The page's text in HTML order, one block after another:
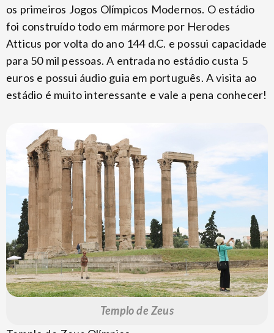
os primeiros Jogos Olímpicos Modernos. O estádio
foi construído todo em mármore por Herodes
Atticus por volta do ano 144 d.C. e possui capacidade
para 50 mil pessoas. A entrada no estádio custa 5
euros e possui áudio guia em português. A visita ao
estádio é muito interessante e vale a pena conhecer!
Templo de Zeus